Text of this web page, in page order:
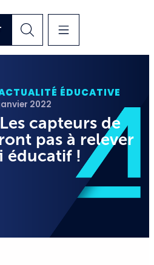
ÉDUCATIVE
2022
capteurs de
pas à relever
éducatif !